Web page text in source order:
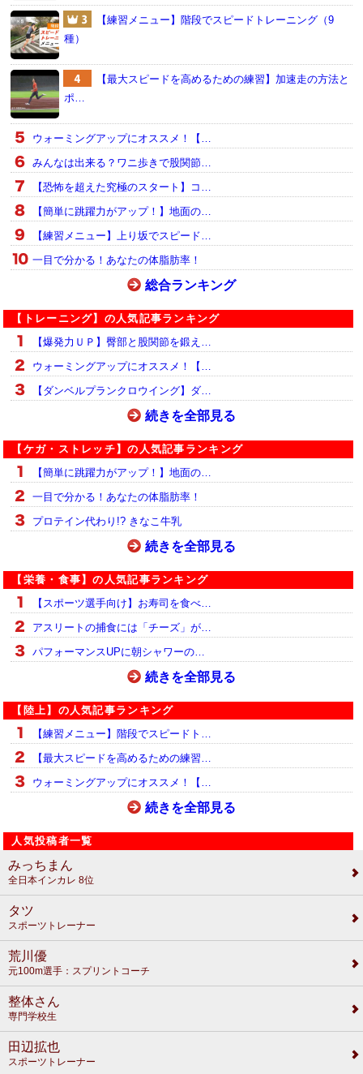
【練習メニュー】階段でスピードトレーニング（9
種）
【最大スピードを高めるための練習】加速走の方法と
ポ…
ウォーミングアップにオススメ！【…
みんなは出来る？ワニ歩きで股関節…
【恐怖を超えた究極のスタート】コ…
【簡単に跳躍力がアップ！】地面の…
【練習メニュー】上り坂でスピード…
一目で分かる！あなたの体脂肪率！
総合ランキング
【トレーニング】の人気記事ランキング
【爆発力ＵＰ】臀部と股関節を鍛え…
ウォーミングアップにオススメ！【…
【ダンベルプランクロウイング】ダ…
続きを全部見る
【ケガ・ストレッチ】の人気記事ランキング
【簡単に跳躍力がアップ！】地面の…
一目で分かる！あなたの体脂肪率！
プロテイン代わり!? きなこ牛乳
続きを全部見る
【栄養・食事】の人気記事ランキング
【スポーツ選手向け】お寿司を食べ…
アスリートの捕食には「チーズ」が…
パフォーマンスUPに朝シャワーの…
続きを全部見る
【陸上】の人気記事ランキング
【練習メニュー】階段でスピードト…
【最大スピードを高めるための練習…
ウォーミングアップにオススメ！【…
続きを全部見る
人気投稿者一覧
みっちまん
全日本インカレ 8位
タツ
スポーツトレーナー
荒川優
元100m選手：スプリントコーチ
整体さん
専門学校生
田辺拡也
スポーツトレーナー